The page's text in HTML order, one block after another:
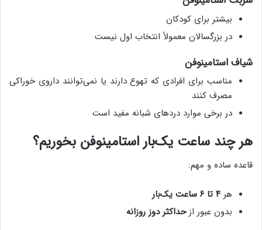
بیشتر برای کودکان
در بزرگسالان معمولاً انتخاب اول نیست
شیاف استامینوفن
مناسب برای افرادی که تهوع دارند یا نمی‌توانند داروی خوراکی
مصرف کنند
در برخی موارد دردهای شبانه مفید است
هر چند ساعت یک‌بار استامینوفن بخوریم؟
قاعده ساده و مهم:
هر ۴ تا ۶ ساعت یک‌بار
بدون عبور ازحداکثر دوز روزانه